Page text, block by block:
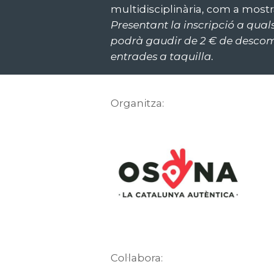
multidisciplinària, com a
Presentant la inscripció a
podrà gaudir de 2 € de
entrades a taquilla.
Organitza:
Col·labora: